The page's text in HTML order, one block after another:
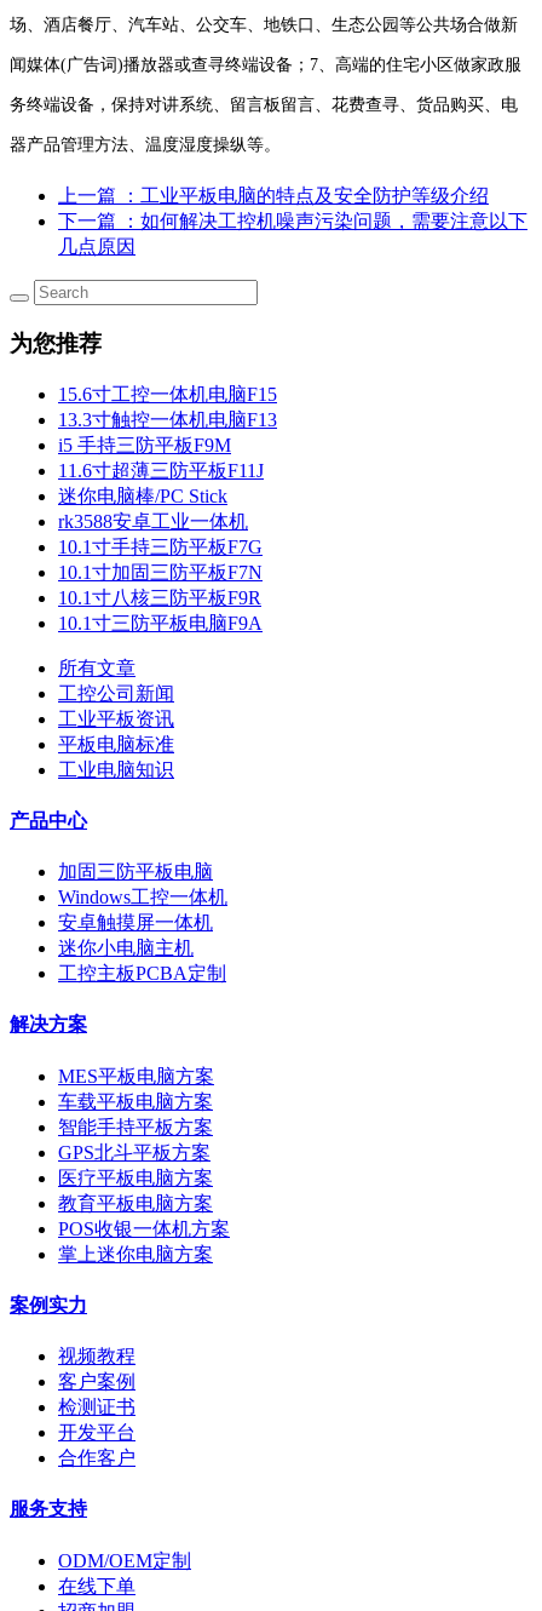
场、酒店餐厅、汽车站、公交车、地铁口、生态公园等公共场合做新
闻媒体(广告词)播放器或查寻终端设备；7、高端的住宅小区做家政服
务终端设备，保持对讲系统、留言板留言、花费查寻、货品购买、电
器产品管理方法、温度湿度操纵等。
上一篇
：工业平板电脑的特点及安全防护等级介绍
下一篇
：如何解决工控机噪声污染问题，需要注意以下
几点原因
为您推荐
15.6寸工控一体机电脑F15
13.3寸触控一体机电脑F13
i5 手持三防平板F9M
11.6寸超薄三防平板F11J
迷你电脑棒/PC Stick
rk3588安卓工业一体机
10.1寸手持三防平板F7G
10.1寸加固三防平板F7N
10.1寸八核三防平板F9R
10.1寸三防平板电脑F9A
所有文章
工控公司新闻
工业平板资讯
平板电脑标准
工业电脑知识
产品中心
加固三防平板电脑
Windows工控一体机
安卓触摸屏一体机
迷你小电脑主机
工控主板PCBA定制
解决方案
MES平板电脑方案
车载平板电脑方案
智能手持平板方案
GPS北斗平板方案
医疗平板电脑方案
教育平板电脑方案
POS收银一体机方案
掌上迷你电脑方案
案例实力
视频教程
客户案例
检测证书
开发平台
合作客户
服务支持
ODM/OEM定制
在线下单